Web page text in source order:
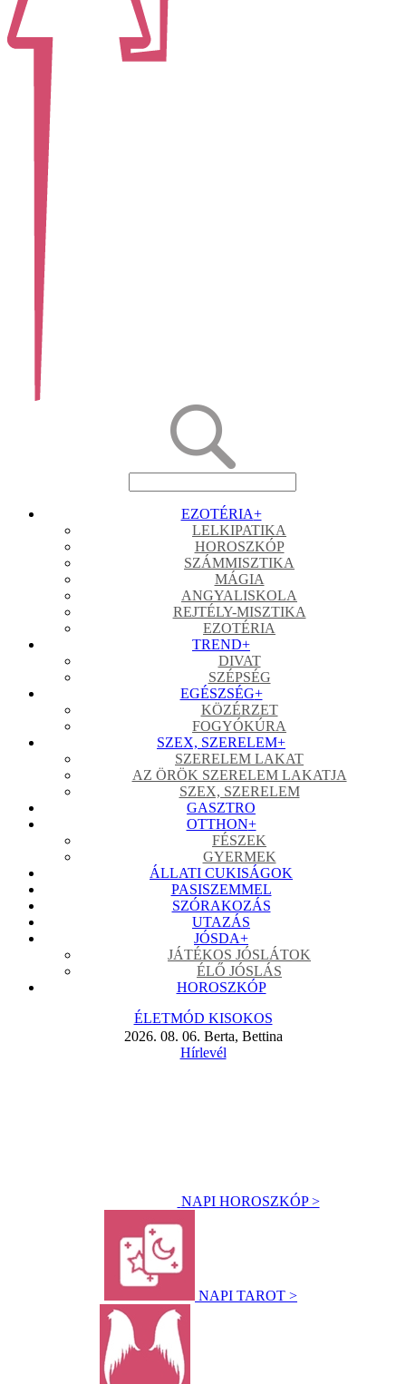
EZOTÉRIA+
LELKIPATIKA
HOROSZKÓP
SZÁMMISZTIKA
MÁGIA
ANGYALISKOLA
REJTÉLY-MISZTIKA
EZOTÉRIA
TREND+
DIVAT
SZÉPSÉG
EGÉSZSÉG+
KÖZÉRZET
FOGYÓKÚRA
SZEX, SZERELEM+
SZERELEM LAKAT
AZ ÖRÖK SZERELEM LAKATJA
SZEX, SZERELEM
GASZTRO
OTTHON+
FÉSZEK
GYERMEK
ÁLLATI CUKISÁGOK
PASISZEMMEL
SZÓRAKOZÁS
UTAZÁS
JÓSDA+
JÁTÉKOS JÓSLÁTOK
ÉLŐ JÓSLÁS
HOROSZKÓP
ÉLETMÓD KISOKOS
2026. 08. 06. Berta, Bettina
Hírlevél
NAPI HOROSZKÓP >
NAPI TAROT >